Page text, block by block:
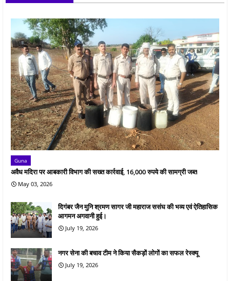
Guna
अवैध मदिरा पर आबकारी विभाग की सख्त कार्रवाई, 16,000 रुपये की सामग्री जब्त
May 03, 2026
दिगंबर जैन मुनि श्रमण सागर जी महाराज ससंघ की भव्य एवं ऐतिहासिक
आगमन अगवानी हुई।
July 19, 2026
नगर सेना की बचाव टीम ने किया सैकड़ों लोगों का सफल रेस्क्यू
July 19, 2026